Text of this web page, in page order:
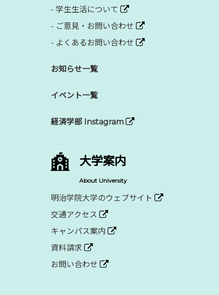
- 学生生活について
- ご意見・お問い合わせ
- よくあるお問い合わせ
お知らせ一覧
イベント一覧
経済学部 Instagram
大学案内
About University
明治学院大学のウェブサイト
交通アクセス
キャンパス案内
資料請求
お問い合わせ